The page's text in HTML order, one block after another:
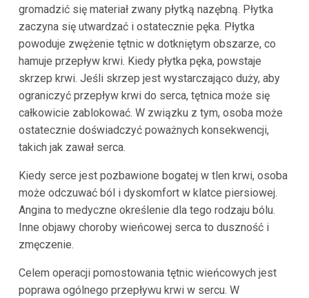
gromadzić się materiał zwany płytką nazębną. Płytka
zaczyna się utwardzać i ostatecznie pęka. Płytka
powoduje zwężenie tętnic w dotkniętym obszarze, co
hamuje przepływ krwi. Kiedy płytka pęka, powstaje
skrzep krwi. Jeśli skrzep jest wystarczająco duży, aby
ograniczyć przepływ krwi do serca, tętnica może się
całkowicie zablokować. W związku z tym, osoba może
ostatecznie doświadczyć poważnych konsekwencji,
takich jak zawał serca.
Kiedy serce jest pozbawione bogatej w tlen krwi, osoba
może odczuwać ból i dyskomfort w klatce piersiowej.
Angina to medyczne określenie dla tego rodzaju bólu.
Inne objawy choroby wieńcowej serca to duszność i
zmęczenie.
Celem operacji pomostowania tętnic wieńcowych jest
poprawa ogólnego przepływu krwi w sercu. W